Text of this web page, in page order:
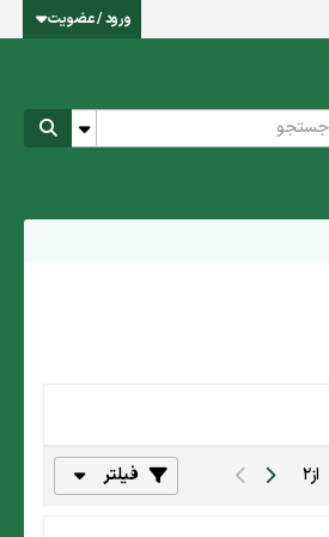
ورود / عضویت
از2 فیلتر